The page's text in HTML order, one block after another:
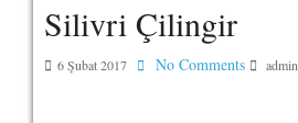
Silivri Çilingir
6 Şubat 2017 No Comments admin